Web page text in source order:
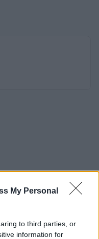
My Personal
to third parties, or
information for